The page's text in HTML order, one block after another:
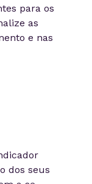
para os
as
e nas
dos seus